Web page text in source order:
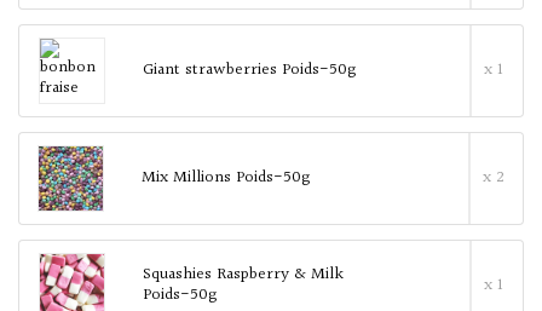
Giant strawberries Poids-50g x 1
Mix Millions Poids-50g x 2
Squashies Raspberry & Milk
Poids-50g x 1